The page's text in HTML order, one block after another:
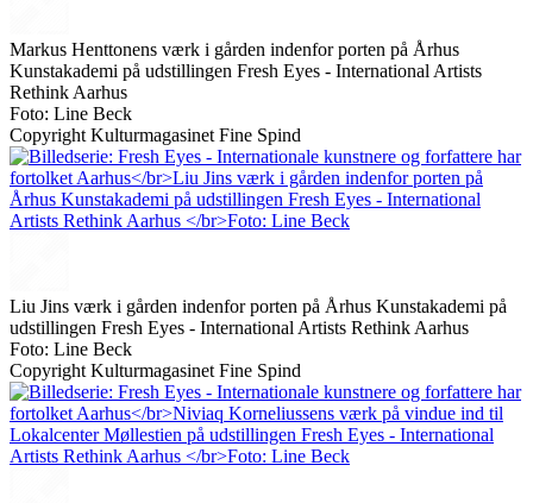
Markus Henttonens værk i gården indenfor porten på Århus
Kunstakademi på udstillingen Fresh Eyes - International Artists
Rethink Aarhus
Foto: Line Beck
Copyright Kulturmagasinet Fine Spind
Liu Jins værk i gården indenfor porten på Århus Kunstakademi på
udstillingen Fresh Eyes - International Artists Rethink Aarhus
Foto: Line Beck
Copyright Kulturmagasinet Fine Spind